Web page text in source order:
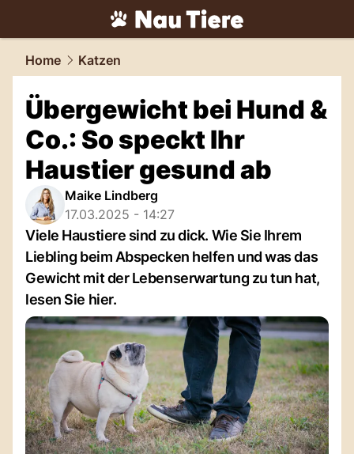
tiere.NAU.ch
Home Katzen
Übergewicht bei Hund &
Co.: So speckt Ihr
Haustier gesund ab
Maike Lindberg
17.03.2025 - 14:27
Viele Haustiere sind zu dick. Wie Sie Ihrem
Liebling beim Abspecken helfen und was das
Gewicht mit der Lebenserwartung zu tun hat,
lesen Sie hier.